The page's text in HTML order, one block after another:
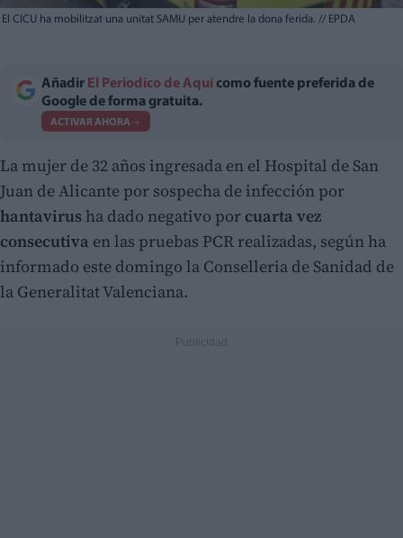
El CICU ha mobilitzat una unitat SAMU per atendre la dona ferida. // EPDA
Añadir El Periodico de Aquí como fuente preferida de
Google de forma gratuita.
ACTIVAR AHORA
La mujer de 32 años ingresada en el Hospital de San
Juan de Alicante por sospecha de infección por
hantavirus ha dado negativo por cuarta vez
consecutiva en las pruebas PCR realizadas, según ha
informado este domingo la Conselleria de Sanidad de
la Generalitat Valenciana.